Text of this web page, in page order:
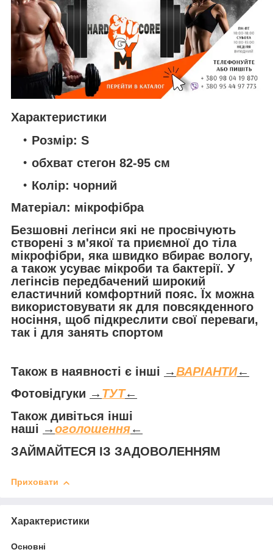
Характеристики
Розмір: S
обхват стегон 82-95 см
Колір: чорний
Матеріал: мікрофібра
Безшовні легінси які не просвічують
створені з м'якої та приємної до тіла
мікрофібри, яка швидко вбирає вологу,
а також усуває мікроби та бактерії. У
легінсів передбачений широкий
еластичний комфортний пояс. Їх можна
використовувати як для повсякденного
носіння, щоб підкреслити свої переваги,
так і для занять спортом
Також в наявності є інші →ВАРІАНТИ←
Фотовідгуки → ТУТ←
Також дивіться інші
наші →оголошення←
ЗАЙМАЙТЕСЯ ІЗ ЗАДОВОЛЕННЯМ
Приховати
Характеристики
Основні